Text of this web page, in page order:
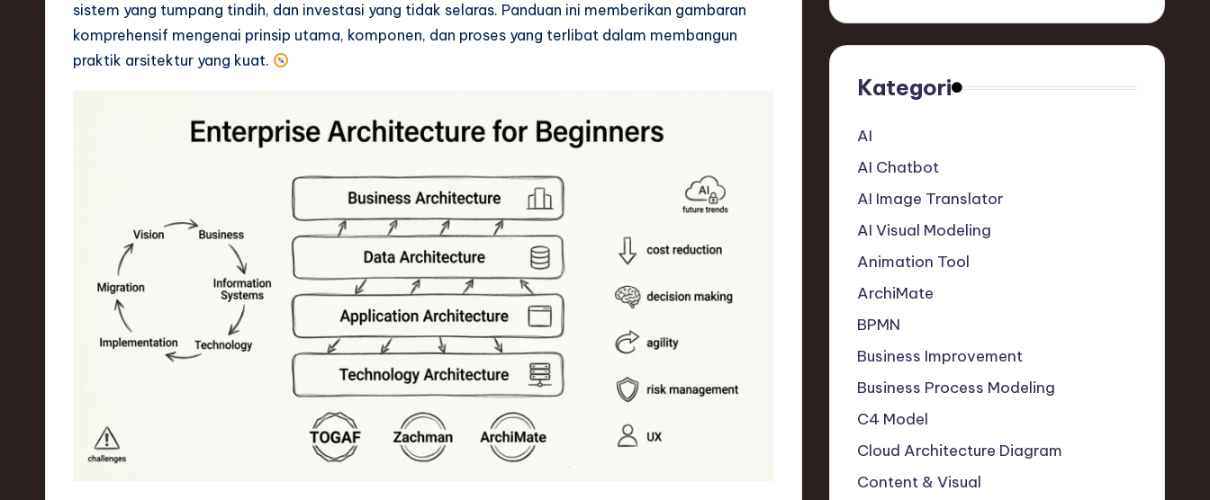
si
sistem yang tumpang tindih, dan investasi yang tidak selaras. Panduan ini memberikan gambaran
komprehensif mengenai prinsip utama, komponen, dan proses yang terlibat dalam membangun
praktik arsitektur yang kuat.
Kategori
AI
AI Chatbot
AI Image Translator
AI Visual Modeling
Animation Tool
ArchiMate
BPMN
Business Improvement
Business Process Modeling
C4 Model
Cloud Architecture Diagram
Content & Visual